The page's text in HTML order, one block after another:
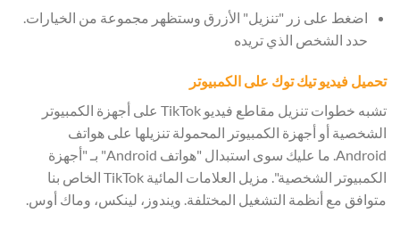
اضغط على زر "تنزيل" الأزرق وستظهر مجموعة من الخيارات.
حدد الشخص الذي تريده
تحميل فيديو تيك توك على الكمبيوتر
تشبه خطوات تنزيل مقاطع فيديو TikTok على أجهزة الكمبيوتر
الشخصية أو أجهزة الكمبيوتر المحمولة تنزيلها على هواتف
Android. ما عليك سوى استبدال "هواتف Android" بـ "أجهزة
الكمبيوتر الشخصية". مزيل العلامات المائية TikTok الخاص بنا
متوافق مع أنظمة التشغيل المختلفة. ويندوز، لينكس، وماك أوس.